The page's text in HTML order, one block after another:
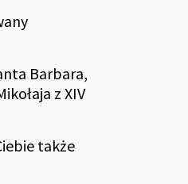
Barbara,
z XIV
także